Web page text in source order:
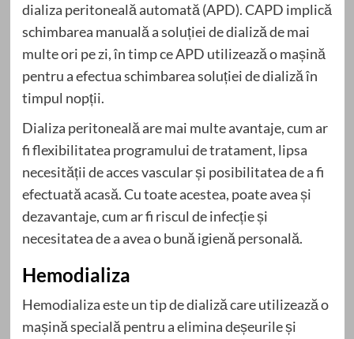
dializa peritoneală automată (APD). CAPD implică
schimbarea manuală a soluției de dializă de mai
multe ori pe zi, în timp ce APD utilizează o mașină
pentru a efectua schimbarea soluției de dializă în
timpul nopții.
Dializa peritoneală are mai multe avantaje, cum ar
fi flexibilitatea programului de tratament, lipsa
necesității de acces vascular și posibilitatea de a fi
efectuată acasă. Cu toate acestea, poate avea și
dezavantaje, cum ar fi riscul de infecție și
necesitatea de a avea o bună igienă personală.
Hemodializa
Hemodializa este un tip de dializă care utilizează o
mașină specială pentru a elimina deșeurile și